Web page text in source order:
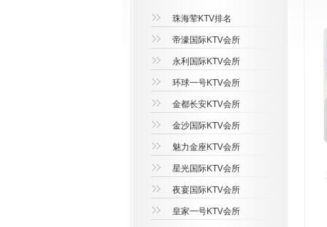
珠海荤KTV排名
帝濠国际KTV会所
永利国际KTV会所
环球一号KTV会所
金都长安KTV会所
金沙国际KTV会所
魅力金座KTV会所
星光国际KTV会所
夜宴国际KTV会所
皇家一号KTV会所